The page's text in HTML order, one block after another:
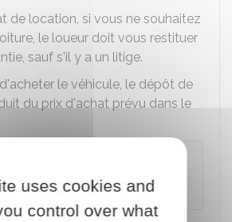
de location, si vous ne souhaitez
le loueur doit vous restituer
sauf s'il y a un litige.
le véhicule, le dépôt de
du prix d'achat prévu dans le
ne produit pas d'intérêt.
uses cookies and
control over what